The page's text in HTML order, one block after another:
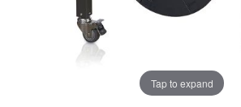
Tap to expand